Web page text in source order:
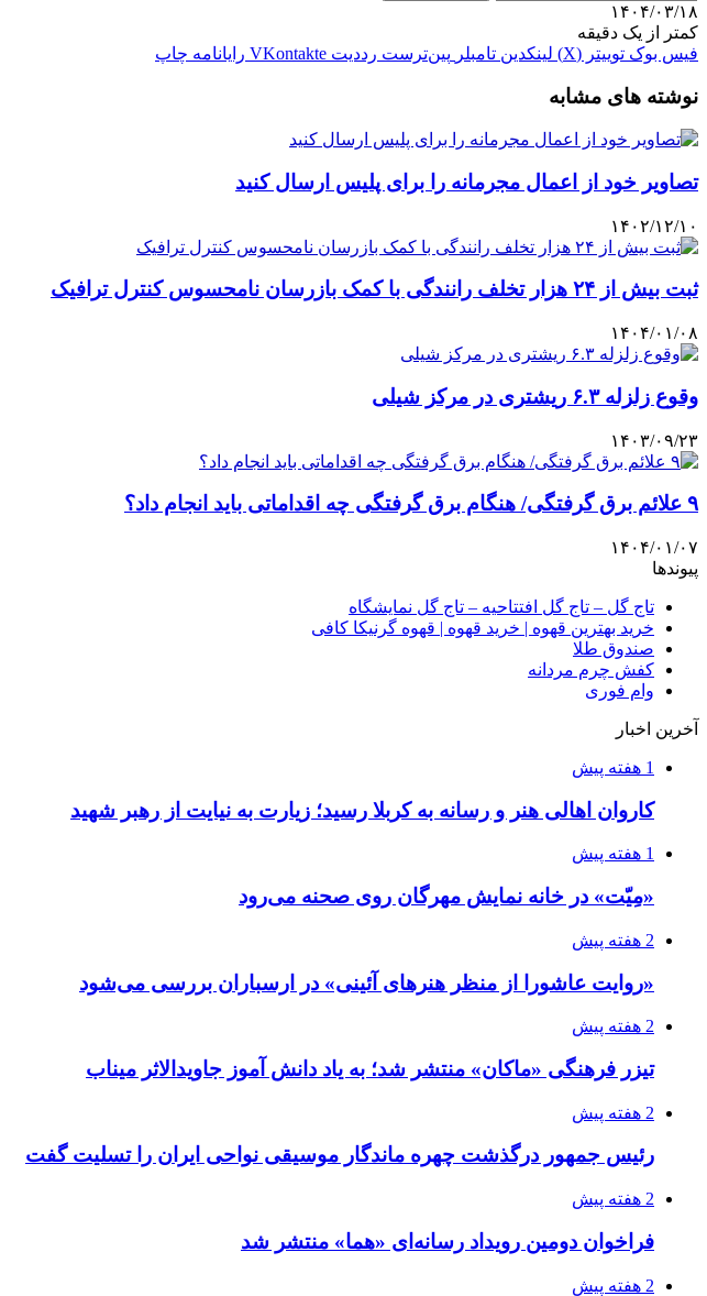
۱۴۰۴/۰۳/۱۸
کمتر از یک دقیقه
فیس بوک توییتر (X) لینکدین ‫تامبلر ‫پین‌ترست ‫رددیت ‫VKontakte رایانامه چاپ
نوشته های مشابه
تصاویر خود از اعمال مجرمانه را برای پلیس ارسال کنید
۱۴۰۲/۱۲/۱۰
ثبت بیش از ۲۴ هزار تخلف رانندگی با کمک بازرسان نامحسوس کنترل ترافیک
۱۴۰۴/۰۱/۰۸
وقوع زلزله ۶.۳ ریشتری در مرکز شیلی
۱۴۰۳/۰۹/۲۳
۹ علائم برق گرفتگی/ هنگام برق گرفتگی چه اقداماتی باید انجام داد؟
۱۴۰۴/۰۱/۰۷
پیوندها
تاج گل – تاج گل افتتاحیه – تاج گل نمایشگاه
خرید بهترین قهوه | خرید قهوه | قهوه گرنیکا کافی
صندوق طلا
کفش چرم مردانه
وام فوری
آخرین اخبار
1 هفته پیش
کاروان اهالی هنر و رسانه به کربلا رسید؛ زیارت به نیایت از رهبر شهید
1 هفته پیش
«مِیّت» در خانه نمایش مهرگان روی صحنه می‌رود
2 هفته پیش
«روایت عاشورا از منظر هنرهای آئینی» در ارسباران بررسی می‌شود
2 هفته پیش
تیزر فرهنگی «ماکان» منتشر شد؛ به یاد دانش آموز جاویدالاثر میناب
2 هفته پیش
رئیس جمهور درگذشت چهره ماندگار موسیقی نواحی ایران را تسلیت گفت
2 هفته پیش
فراخوان دومین رویداد رسانه‌ای «هما» منتشر شد
2 هفته پیش